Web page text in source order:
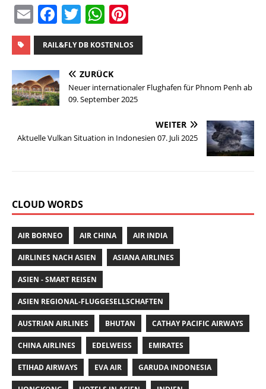
E
m
ai
l
F
a
c
e
b
o
o
k
T
w
it
te
r
W
h
at
s
A
p
p
n
te
st
RAIL&FLY DB KOSTENLOS
ZURÜCK
Neuer internationaler Flughafen für Phnom Penh ab
09. September 2025
WEITER
Aktuelle Vulkan Situation in Indonesien 07. Juli 2025
CLOUD WORDS
AIR BORNEO AIR CHINA AIR INDIA
AIRLINES NACH ASIEN ASIANA AIRLINES
ASIEN - SMART REISEN
ASIEN REGIONAL-FLUGGESELLSCHAFTEN
AUSTRIAN AIRLINES BHUTAN CATHAY PACIFIC AIRWAYS
CHINA AIRLINES EDELWEISS EMIRATES
ETIHAD AIRWAYS EVA AIR GARUDA INDONESIA